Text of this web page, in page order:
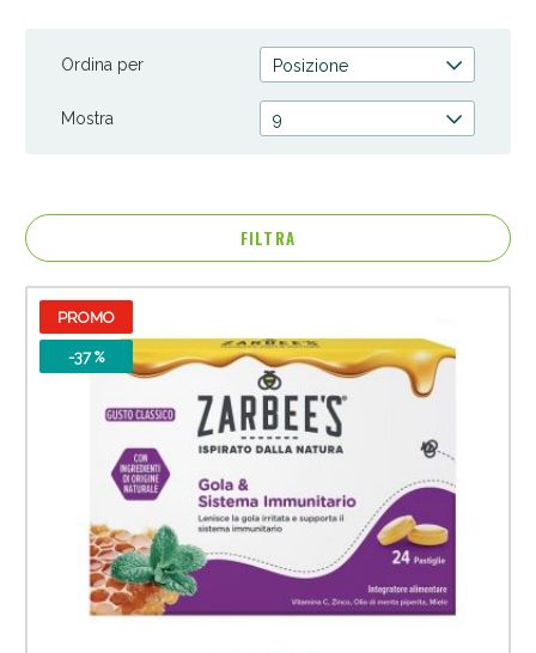
Ordina per Posizione
Mostra 9
FILTRA
PROMO
-37 %
Anticellulite e Fanghi: Sconto fino al 40% valido
oggi!